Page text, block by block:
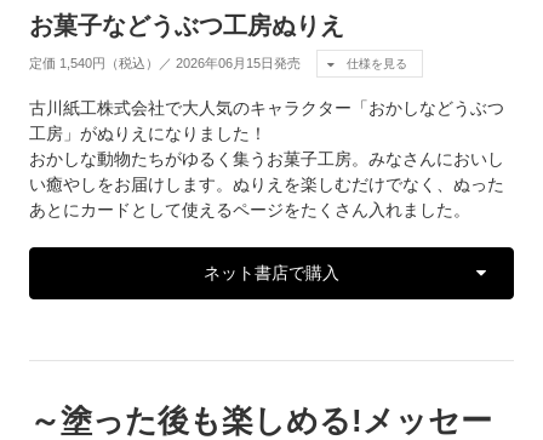
お菓子などうぶつ工房ぬりえ
定価 1,540円（税込）／ 2026年06月15日発売 仕様を見る
古川紙工株式会社で大人気のキャラクター「おかしなどうぶつ
工房」がぬりえになりました！
おかしな動物たちがゆるく集うお菓子工房。みなさんにおいし
い癒やしをお届けします。ぬりえを楽しむだけでなく、ぬった
あとにカードとして使えるページをたくさん入れました。
ネット書店で購入
～塗った後も楽しめる!メッセー